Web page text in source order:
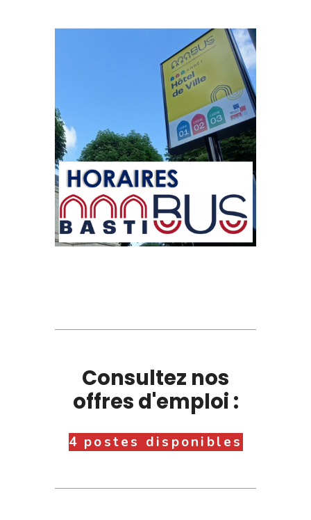
Consultez nos
offres d'emploi :
4 postes disponibles